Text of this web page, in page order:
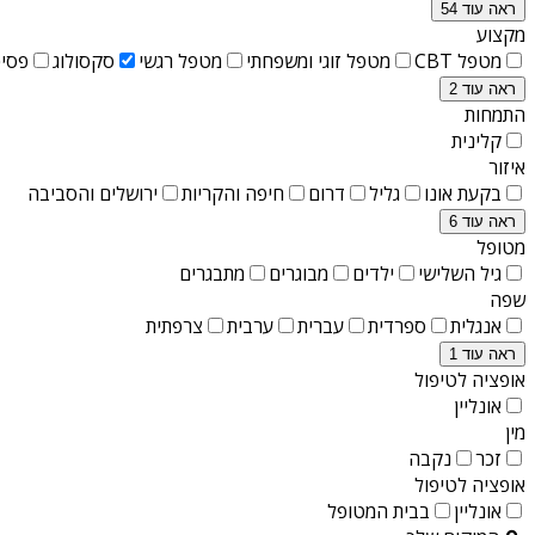
ראה עוד 54
מקצוע
מטפל CBT
מטפל זוגי ומשפחתי מטפל רגשי סקסולוג
ראה עוד 2
התמחות
קלינית
איזור
בקעת אונו
גליל דרום חיפה והקריות ירושלים והסביבה
ראה עוד 6
מטופל
גיל השלישי
ילדים מבוגרים
מתבגרים
שפה
אנגלית
ספרדית עברית ערבית צרפתית
ראה עוד 1
אופציה לטיפול
אונליין
מין
זכר
נקבה
אופציה לטיפול
אונליין
בבית המטופל